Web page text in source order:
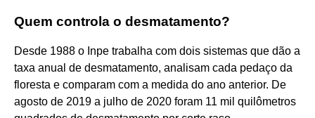
Quem controla o desmatamento?
Desde 1988 o Inpe trabalha com dois sistemas que dão a
taxa anual de desmatamento, analisam cada pedaço da
floresta e comparam com a medida do ano anterior. De
agosto de 2019 a julho de 2020 foram 11 mil quilômetros